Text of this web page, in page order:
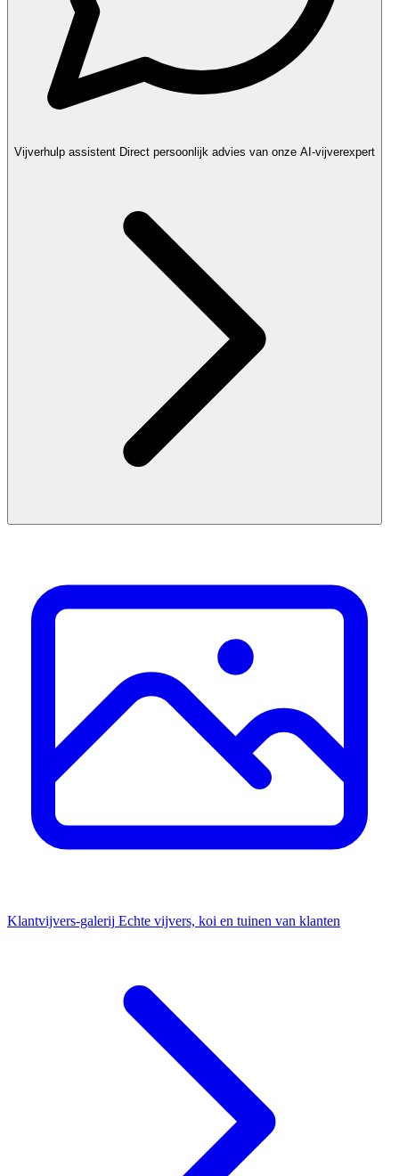
Vijverhulp assistent Direct persoonlijk advies van onze AI-vijverexpert
Klantvijvers-galerij Echte vijvers, koi en tuinen van klanten